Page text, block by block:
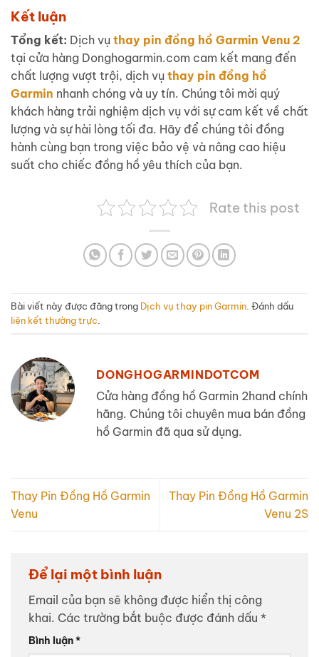
Kết luận
Tổng kết: Dịch vụ thay pin đồng hồ Garmin Venu 2
tại cửa hàng Donghogarmin.com cam kết mang đến
chất lượng vượt trội, dịch vụ thay pin đồng hồ
Garmin nhanh chóng và uy tín. Chúng tôi mời quý
khách hàng trải nghiệm dịch vụ với sự cam kết về chất
lượng và sự hài lòng tối đa. Hãy để chúng tôi đồng
hành cùng bạn trong việc bảo vệ và nâng cao hiệu
suất cho chiếc đồng hồ yêu thích của bạn.
Rate this post
Bài viết này được đăng trong Dịch vụ thay pin Garmin . Đánh dấu
liên kết thường trực
DONGHOGARMINDOTCOM
Cửa hàng đồng hồ Garmin 2hand chính
hãng. Chúng tôi chuyên mua bán đồng
hồ Garmin đã qua sử dụng.
Thay Pin Đồng Hồ Garmin
Venu
Thay Pin Đồng Hồ Garmin
Venu 2S
Để lại một bình luận
Email của bạn sẽ không được hiển thị công
khai. Các trường bắt buộc được đánh dấu *
Bình luận*